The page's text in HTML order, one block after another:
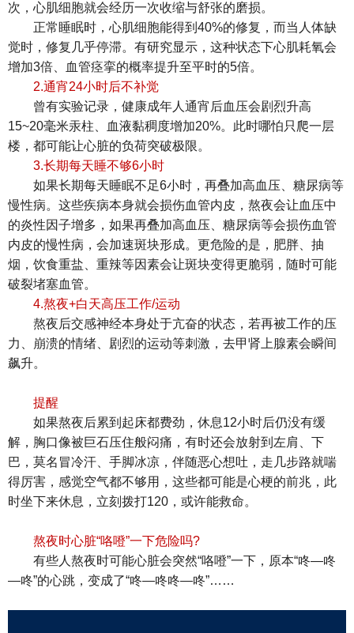
次，心肌细胞就会经历一次收缩与舒张的磨损。
正常睡眠时，心肌细胞能得到40%的修复，而当人体缺
觉时，修复几乎停滞。有研究显示，这种状态下心肌耗氧会
增加3倍、血管痉挛的概率提升至平时的5倍。
2.通宵24小时后不补觉
曾有实验记录，健康成年人通宵后血压会剧烈升高
15~20毫米汞柱、血液黏稠度增加20%。此时哪怕只爬一层
楼，都可能让心脏的负荷突破极限。
3.长期每天睡不够6小时
如果长期每天睡眠不足6小时，再叠加高血压、糖尿病等
慢性病。这些疾病本身就会损伤血管内皮，熬夜会让血压中
的炎性因子增多，如果再叠加高血压、糖尿病等会损伤血管
内皮的慢性病，会加速斑块形成。更危险的是，肥胖、抽
烟，饮食重盐、重辣等因素会让斑块变得更脆弱，随时可能
破裂堵塞血管。
4.熬夜+白天高压工作/运动
熬夜后交感神经本身处于亢奋的状态，若再被工作的压
力、崩溃的情绪、剧烈的运动等刺激，去甲肾上腺素会瞬间
飙升。
提醒
如果熬夜后累到起床都费劲，休息12小时后仍没有缓
解，胸口像被巨石压住般闷痛，有时还会放射到左肩、下
巴，莫名冒冷汗、手脚冰凉，伴随恶心想吐，走几步路就喘
得厉害，感觉空气都不够用，这些都可能是心梗的前兆，此
时坐下来休息，立刻拨打120，或许能救命。
熬夜时心脏“咯噔”一下危险吗?
有些人熬夜时可能心脏会突然“咯噔”一下，原本“咚—咚
—咚”的心跳，变成了“咚—咚咚—咚”……